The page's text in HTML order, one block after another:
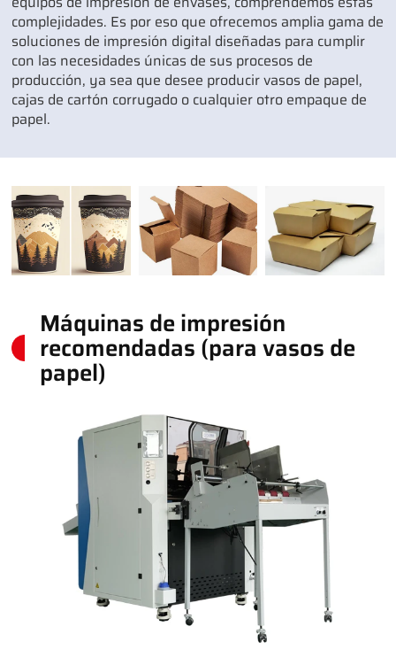
complejidades. Es por eso que ofrecemos amplia gama de
soluciones de impresión digital diseñadas para cumplir
con las necesidades únicas de sus procesos de
producción, ya sea que desee producir vasos de papel,
cajas de cartón corrugado o cualquier otro empaque de
papel.
Máquinas de impresión
recomendadas (para vasos de
papel)